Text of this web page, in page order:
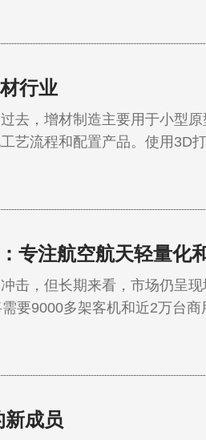
行业
去，增材制造主要用于小型
艺流程和配置产品。使用3D
专注航空航天轻量化
击，但长期来看，市场仍呈
要9000多架客机和近2万台
成员